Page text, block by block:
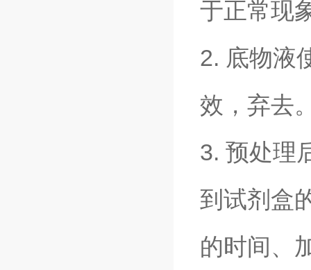
于正常现
2. 底物液
效，弃去
3. 预处理
到试剂盒
的时间、